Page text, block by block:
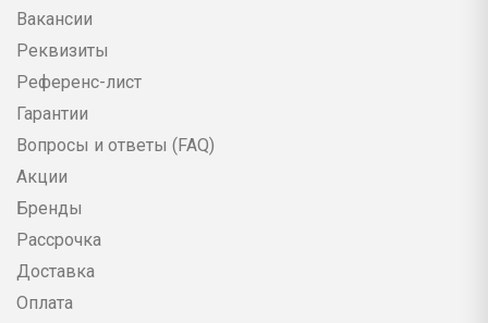
Вакансии
Реквизиты
Референс-лист
Гарантии
Вопросы и ответы (FAQ)
Акции
Бренды
Рассрочка
Доставка
Оплата